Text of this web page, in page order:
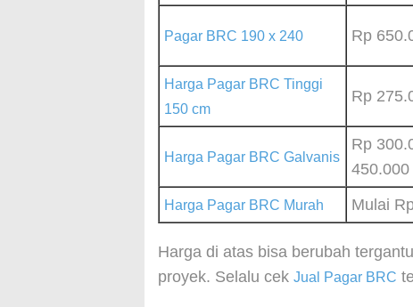
Pagar BRC 190 x 240 Rp
Harga Pagar BRC Tinggi
150 cm
Rp
Harga Pagar BRC Galvanis
Rp
450.000
Harga Pagar BRC Murah Mulai
Harga di atas bisa berubah
proyek. Selalu cek Jual Pagar BRC